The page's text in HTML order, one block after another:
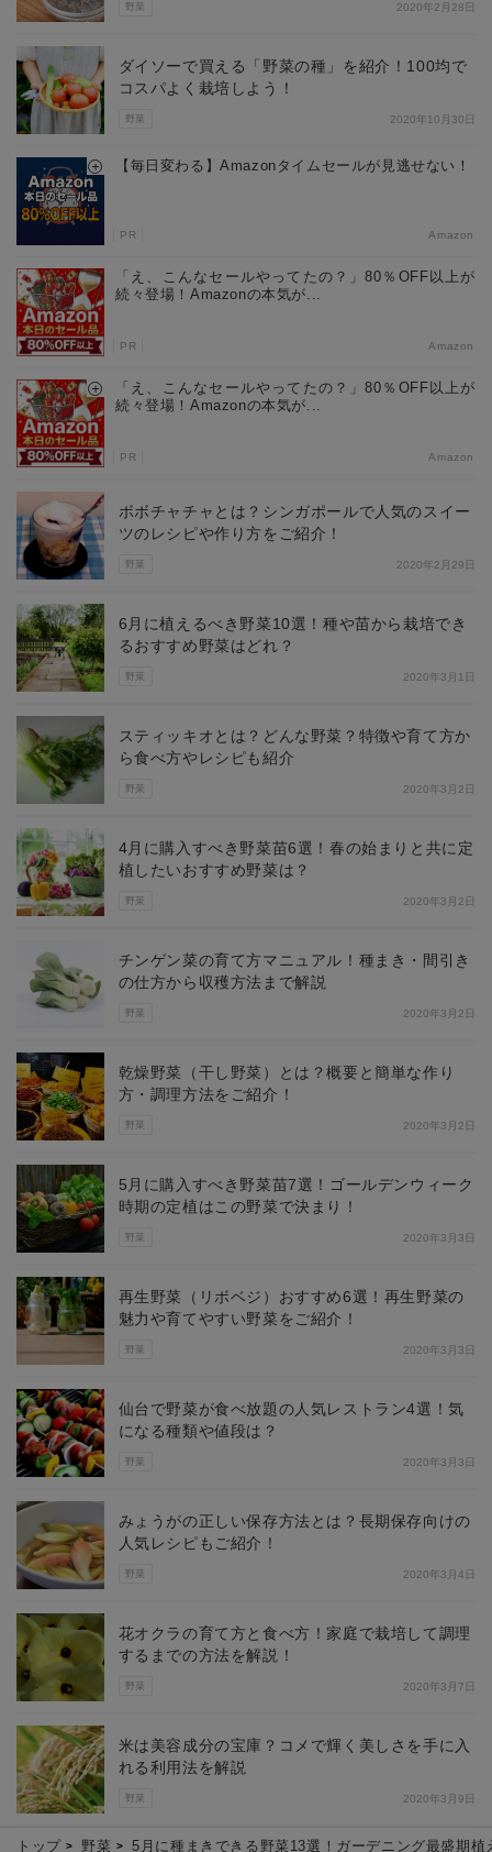
野菜 2020年2月28日
野菜
ダイソーで買える「野菜の種」を紹介！100均で
コスパよく栽培しよう！
2020年10月30日
【毎日変わる】Amazonタイムセールが見逃せない！
PR Amazon
「え、こんなセールやってたの？」80％OFF以上が
続々登場！Amazonの本気が...
PR Amazon
「え、こんなセールやってたの？」80％OFF以上が
続々登場！Amazonの本気が...
PR Amazon
野菜
ボボチャチャとは？シンガポールで人気のスイー
ツのレシピや作り方をご紹介！
2020年2月29日
野菜
6月に植えるべき野菜10選！種や苗から栽培でき
るおすすめ野菜はどれ？
2020年3月1日
野菜
スティッキオとは？どんな野菜？特徴や育て方か
ら食べ方やレシピも紹介
2020年3月2日
野菜
4月に購入すべき野菜苗6選！春の始まりと共に定
植したいおすすめ野菜は？
2020年3月2日
野菜
チンゲン菜の育て方マニュアル！種まき・間引き
の仕方から収穫方法まで解説
2020年3月2日
野菜
乾燥野菜（干し野菜）とは？概要と簡単な作り
方・調理方法をご紹介！
2020年3月2日
野菜
5月に購入すべき野菜苗7選！ゴールデンウィーク
時期の定植はこの野菜で決まり！
2020年3月3日
野菜
再生野菜（リボベジ）おすすめ6選！再生野菜の
魅力や育てやすい野菜をご紹介！
2020年3月3日
野菜
仙台で野菜が食べ放題の人気レストラン4選！気
になる種類や値段は？
2020年3月3日
野菜
みょうがの正しい保存方法とは？長期保存向けの
人気レシピもご紹介！
2020年3月4日
野菜
花オクラの育て方と食べ方！家庭で栽培して調理
するまでの方法を解説！
2020年3月7日
野菜
米は美容成分の宝庫？コメで輝く美しさを手に入
れる利用法を解説
2020年3月9日
トップ 野菜 5月に種まきできる野菜13選！ガーデニング最盛期植